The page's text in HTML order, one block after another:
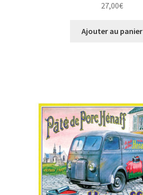
27,00€
Ajouter au panier